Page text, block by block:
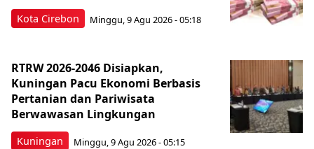
Kota Cirebon Minggu, 9 Agu 2026 - 05:18
Kuningan
RTRW 2026-2046 Disiapkan,
Kuningan Pacu Ekonomi Berbasis
Pertanian dan Pariwisata
Berwawasan Lingkungan
Minggu, 9 Agu 2026 - 05:15